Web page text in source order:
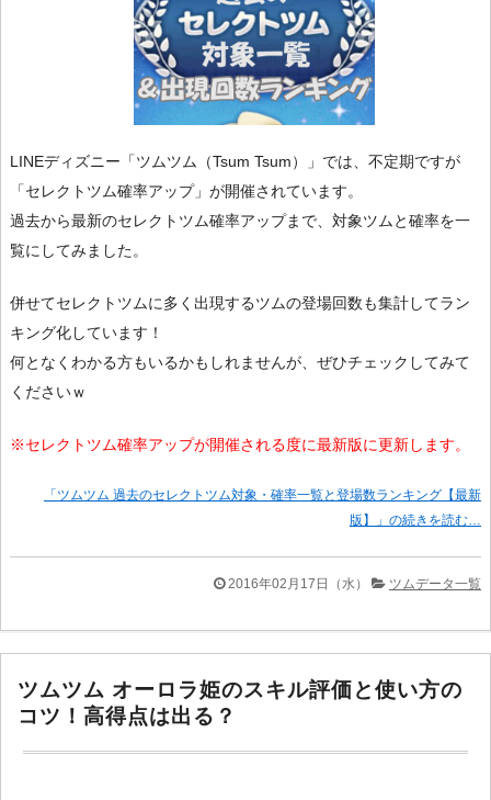
LINEディズニー「ツムツム（Tsum Tsum）」では、不定期ですが
「セレクトツム確率アップ」が開催されています。
過去から最新のセレクトツム確率アップまで、対象ツムと確率を一
覧にしてみました。
併せてセレクトツムに多く出現するツムの登場回数も集計してラン
キング化しています！
何となくわかる方もいるかもしれませんが、ぜひチェックしてみて
くださいｗ
※セレクトツム確率アップが開催される度に最新版に更新します。
「ツムツム 過去のセレクトツム対象・確率一覧と登場数ランキング【最新
版】」の続きを読む…
2016年02月17日（水） ツムデータ一覧
ツムツム オーロラ姫のスキル評価と使い方の
コツ！高得点は出る？